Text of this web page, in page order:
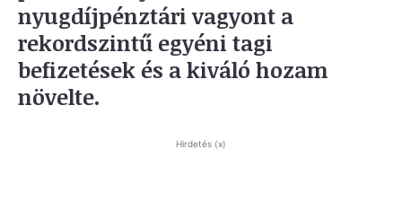
nyugdíjpénztári vagyont a
rekordszintű egyéni tagi
befizetések és a kiváló hozam
növelte.
Hirdetés (x)